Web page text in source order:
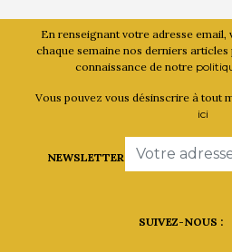
En renseignant votre adresse
chaque semaine nos derniers
connaissance de notre
Vous pouvez vous désinscrire à tout
ici
NEWSLETTER
Email
SUIVEZ-NOUS :